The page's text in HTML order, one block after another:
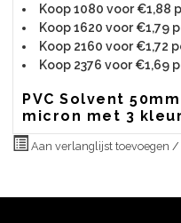
Koop 1080 voor €1,88
Koop 1620 voor €1,79
Koop 2160 voor €1,72
Koop 2376 voor €1,69
PVC Solvent
micron met 3
Aan verlanglijst toevoegen /